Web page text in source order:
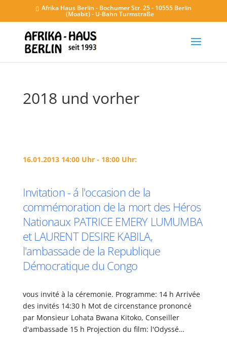
Afrika Haus Berlin - Bochumer Str. 25 - 10555 Berlin
(Moabit) - U-Bahn Turmstraße
2018 und vorher
16.01.2013 14:00 Uhr - 18:00 Uhr:
Invitation - á l'occasion de la
commémoration de la mort des Héros
Nationaux PATRICE EMERY LUMUMBA
et LAURENT DESIRE KABILA,
l'ambassade de la Republique
Démocratique du Congo
vous invité à la céremonie. Programme: 14 h Arrivée
des invités 14:30 h Mot de circenstance prononcé
par Monsieur Lohata Bwana Kitoko, Conseiller
d'ambassade 15 h Projection du film: l'Odyssé…